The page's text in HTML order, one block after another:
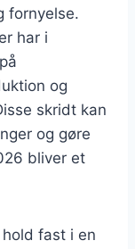
fornyelse.
har i
og
skridt kan
og gøre
bliver et
fast i en